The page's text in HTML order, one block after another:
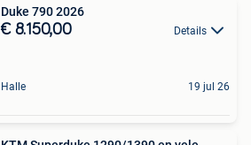
Duke 790 2026
€ 8.150,00 Details
Halle 19 jul 26